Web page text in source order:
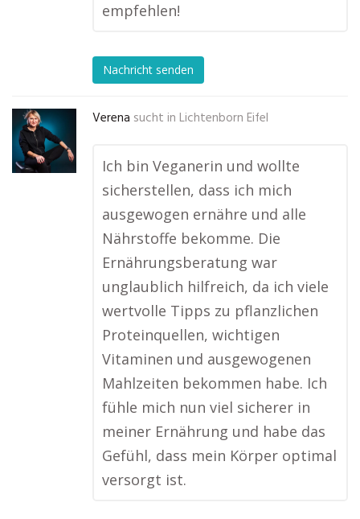
empfehlen!
Nachricht senden
Verena sucht in Lichtenborn Eifel
Ich bin Veganerin und wollte
sicherstellen, dass ich mich
ausgewogen ernähre und alle
Nährstoffe bekomme. Die
Ernährungsberatung war
unglaublich hilfreich, da ich viele
wertvolle Tipps zu pflanzlichen
Proteinquellen, wichtigen
Vitaminen und ausgewogenen
Mahlzeiten bekommen habe. Ich
fühle mich nun viel sicherer in
meiner Ernährung und habe das
Gefühl, dass mein Körper optimal
versorgt ist.